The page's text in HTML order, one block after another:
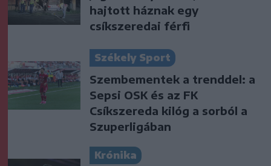
hajtott háznak egy
csíkszeredai férfi
Székely Sport
Szembementek a trenddel: a
Sepsi OSK és az FK
Csíkszereda kilóg a sorból a
Szuperligában
Krónika